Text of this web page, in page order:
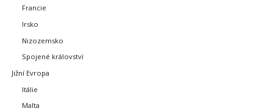
Francie
Irsko
Nizozemsko
Spojené království
Jižní Evropa
Itálie
Malta